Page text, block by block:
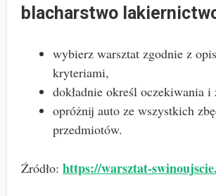
blacharstwo
wybierz warsztat zgodnie z
kryteriami,
dokładnie określ oczekiwania i
opróżnij auto ze wszystkich
przedmiotów.
Źródło: https://warsztat-